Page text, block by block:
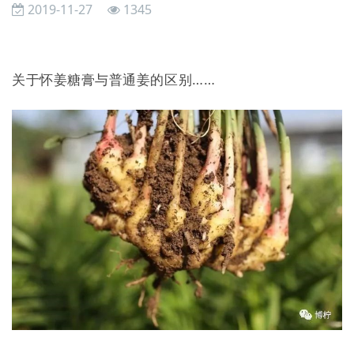
2019-11-27 1345
关于怀姜糖膏与普通姜的区别……